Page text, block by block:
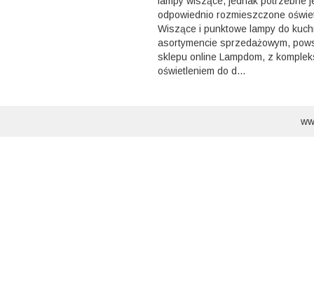
odpowiednio rozmieszczone
Wiszące i punktowe lampy do
asortymencie sprzedażowym,
sklepu online Lampdom, z
oświetleniem do d...